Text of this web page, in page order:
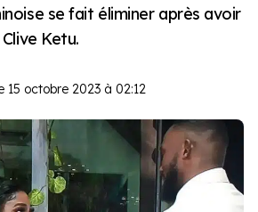
se fait éliminer après avoir
Ketu.
15 octobre 2023 à 02:12